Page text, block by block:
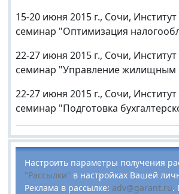
15-20 июня 2015 г., Сочи,
семинар "Оптимизация
22-27 июня 2015 г., Сочи,
семинар "Управление жилищным
22-27 июня 2015 г., Сочи,
семинар "Подготовка
Настроить параметры получения
"Рассылки" в настройках Вашей
Реклама в рассылке: adv@garant.ru.